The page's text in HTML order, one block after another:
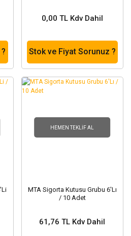
0,00 TL Kdv Dahil
Stok ve Fiyat Sorunuz ?
HEMEN TEKLIF AL
MTA Sigorta Kutusu Grubu 6'Lı
/ 10 Adet
61,76 TL Kdv Dahil